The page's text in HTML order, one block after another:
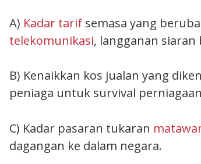
A) Kadar tarif semasa yang
telekomunikasi, langganan siaran
B) Kenaikkan kos jualan yang
peniaga untuk survival
C) Kadar pasaran tukaran
dagangan ke dalam negara.